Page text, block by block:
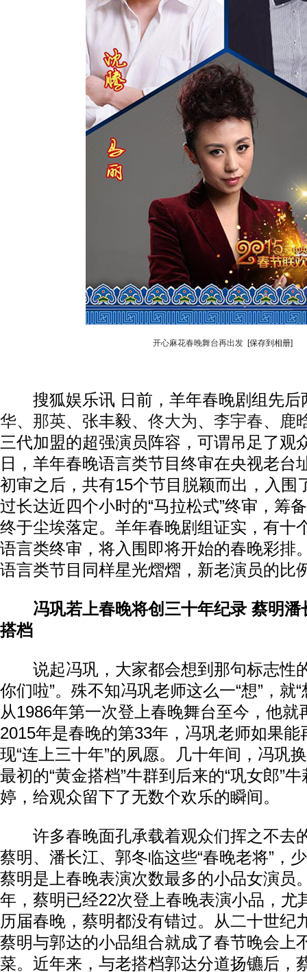
开心麻花春晚舞台再出发 [保存到相册]
搜狐娱乐讯 日前，羊年春晚剧组先后
华、 那英、张丰毅、 佟大为、 李宇春、
鹿
三代加盟的超强演员阵容，可谓吊足了观
日，羊年春晚语言类节目终审在央视老台
初审之后，共有15个节目脱颖而出，入围
过长达近四个小时的“马拉松式”终审，筹
终于尘埃落定。羊年春晚剧组证实，有十
语言类终审，将入围即将开始的春晚彩排
语言类节目同样星光熠熠，新老演员的比
冯巩若上春晚将创三十年纪录 蔡明潘
搭档
说起冯巩，大家都会想到那句标志性
你们啦”。殊不知冯巩老师这么一“想”，就
从1986年第一次登上春晚舞台至今，他就
2015年是春晚的第33年，冯巩老师如果能
现“连上三十年”的夙愿。几十年间，冯巩
最初的“黄金搭档”牛群到后来的“巩女郎”
婷，给观众留下了无数个欢乐的瞬间。
许多春晚面孔承载着观众们挥之不去
蔡明、潘长江、郭冬临这些“春晚老将”，
蔡明是上春晚表演次数最多的小品女演员
年，蔡明已经22次登上春晚表演小品，尤
历届春晚，蔡明都没有错过。从二十世纪
蔡明与郭达的小品组合就成了春节晚会上
菜。近年来，与老搭档郭达分道扬镳后，